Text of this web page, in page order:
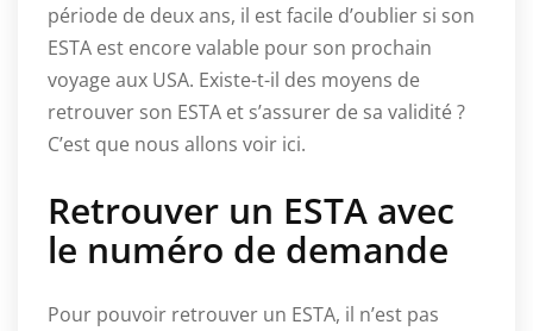
période de deux ans, il est facile d’oublier si son
ESTA est encore valable pour son prochain
voyage aux USA. Existe-t-il des moyens de
retrouver son ESTA et s’assurer de sa validité ?
C’est que nous allons voir ici.
Retrouver un ESTA avec
le numéro de demande
Pour pouvoir retrouver un ESTA, il n’est pas